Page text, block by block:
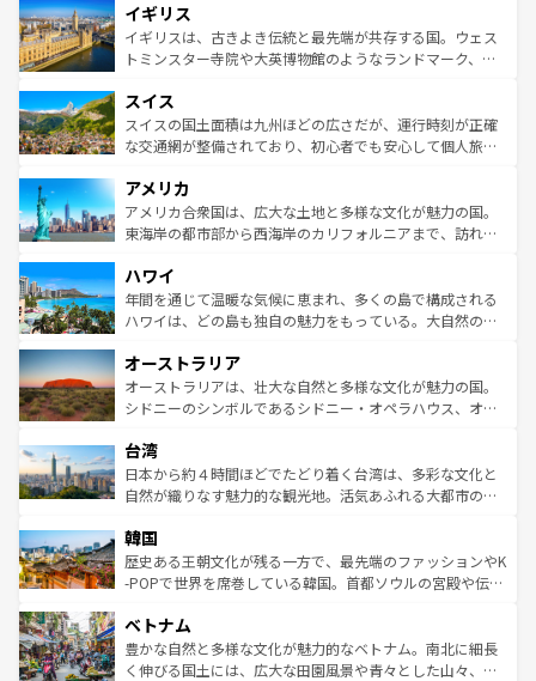
いる。シャンパンの発祥地であるランス、プロヴァンスの
香り高いラベンダー畑など、多彩な楽しみ方が可能だ。さ
らに、パリ以外の地域にも魅力が溢れており、どの街角に
れる地方に足を運ぶとそれぞれで全く異なる文化を体験で
きるだろう。 なお、新着のフランス情報はコンテンツ一覧
を参照してほしい。
顔を持つこの国は、どこを歩いても飽きることがない。ベ
ルリンの文化的活気、バイエルン州のアルプスの絶景、そ
してライン川沿いのワイン畑といった風景は必見。ビール
は、お酒好きな人にはぜひ体験してほしい。 なお、新着の
ドイツ情報はコンテンツ一覧を参照してほしい。
イギリス
イギリスは、古きよき伝統と最先端が共存する国。ウェス
トミンスター寺院や大英博物館のようなランドマーク、歴
リアごとに異なる魅力がある。また、優雅なアフタヌーン
ティー、ビール好きにはたまらない英国パブ、サッカー観
戦など、本場だからこそできる体験も豊富。イギリスを旅
ンツ一覧を参照してほしい。
スイス
スイスの国土面積は九州ほどの広さだが、運行時刻が正確
な交通網が整備されており、初心者でも安心して個人旅行
の建物がそのまま残る町や、スイスならではのユニークな
博物館もあり、アルプス観光だけでなく町歩きも満喫する
ことができる。国民の所得が高いため物価も高いが、旅行
ば市内交通費無料で観光を楽しむこともできる。 なお、新
着のスイス情報はコンテンツ一覧 を参照してほしい。
アメリカ
アメリカ合衆国は、広大な土地と多様な文化が魅力の国。
東海岸の都市部から西海岸のカリフォルニアまで、訪れる
のような巨大都市は、観光、ショッピング、エンターテイ
ンメントが詰まった刺激的なスポットだ。一方、アメリカ
西部には大自然が広がり、グランドキャニオンやイエロー
部のニューオーリンズでは、音楽と美食が融合した独特の
文化が魅力。旅行者はアメリカの各地域で異なる魅力を楽
しみながら、その多様性と豊かな歴史を感じることができ
ならではの贅沢な旅のスタイルだ。 なお、新着のアメリカ
情報はコンテンツ一覧を参照してほしい。
ハワイ
年間を通じて温暖な気候に恵まれ、多くの島で構成される
ハワイは、どの島も独自の魅力をもっている。大自然の神
ワイ島は見逃せない。また、定番の観光地といえばオアフ
島だが、静かな自然を求めるならマウイ島やカウアイ島が
おすすめ。エメラルドグリーンに輝く海をはじめ、豊かな
れるおもてなしの心で訪れる人々を迎えてくれるハワイの
人々、おいしいローカルフードやハワイアンミュージッ
ク、伝統的なフラダンスなど、すべてがハワイの魅力を彩
ワイを、存分に味わってほしい。 なお、新着のハワイ情報
はコンテンツ一覧を参照してほしい。
オーストラリア
オーストラリアは、壮大な自然と多様な文化が魅力の国。
シドニーのシンボルであるシドニー・オペラハウス、オー
リアリーフや大陸中央部にそびえるウルル（エアーズロッ
ク）、タスマニアの美しい原生林やケアンズの熱帯雨林な
ど、見どころがたくさん。また、カフェやワイン、オージ
いる。アクティビティも充実しており、サーフィンやダイ
ビング、ハイキングなど、アウトドア好きにはたまらな
い。オーストラリアの多彩な魅力を存分に味わいつくそ
参照してほしい。
台湾
日本から約４時間ほどでたどり着く台湾は、多彩な文化と
自然が織りなす魅力的な観光地。活気あふれる大都市の台
ン）、静ひつな山岳地帯である台湾東部など、都市の喧騒
と山間の静けさが共存しており、訪れる人に新しい発見と
驚きをもたらしてくれる。また、奥深い台湾の食文化も魅
容にもいいと評判のスイーツなど、バラエティ豊かな料理
が味わえる。 なお、新着の台湾情報は コンテンツ一覧を参
照してほしい。
韓国
歴史ある王朝文化が残る一方で、最先端のファッションやK
-POPで世界を席巻している韓国。首都ソウルの宮殿や伝統
き、地方に足を延ばせば四季折々の自然美を楽しむことが
できる。そして、キムチや焼肉、絶品のストリートフード
まで、さまざまな韓国料理が待っている。夜には、韓国な
ベトナム
豊かな自然と多様な文化が魅力的なベトナム。南北に細長
く伸びる国土には、広大な田園風景や青々とした山々、世